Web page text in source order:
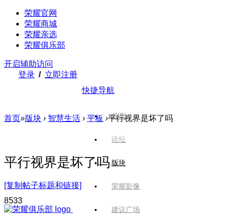
荣耀官网
荣耀商城
荣耀亲选
荣耀俱乐部
开启辅助访问
登录 / 立即注册
快捷导航
首页
论坛
版块
荣耀影像
建议广场
首页»版块 › 智慧生活 › 平板 ›平行视界是坏了吗
平行视界是坏了吗
[复制帖子标题和链接]
8533